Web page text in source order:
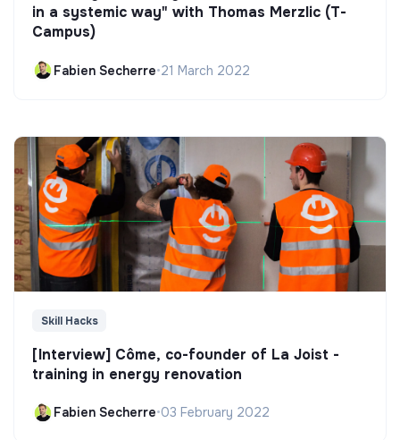
in a systemic way" with Thomas Merzlic (T-
Campus)
Fabien Secherre•21 March 2022
Skill Hacks
[Interview] Côme, co-founder of La Joist -
training in energy renovation
Fabien Secherre•03 February 2022